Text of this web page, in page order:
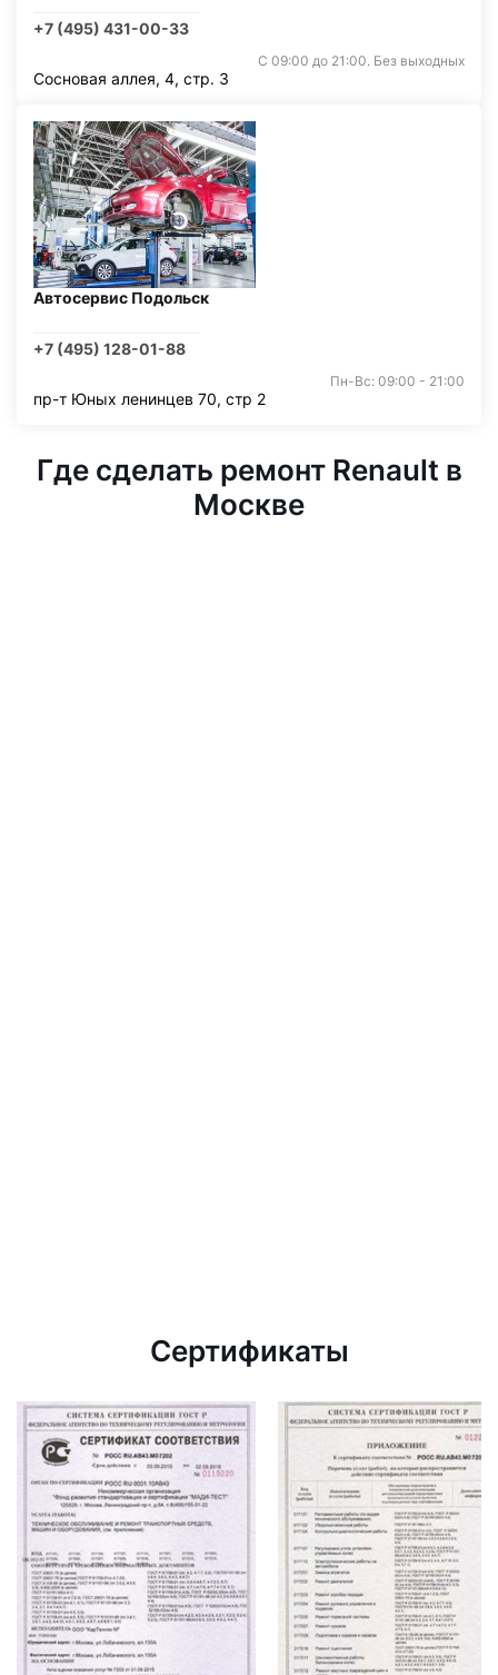
+7 (495) 431-00-33
С 09:00 до 21:00. Без выходных
Сосновая аллея, 4, стр. 3
Автосервис Подольск
+7 (495) 128-01-88
Пн-Вс: 09:00 - 21:00
пр-т Юных ленинцев 70, стр 2
Где сделать ремонт Renault в
Москве
Сертификаты